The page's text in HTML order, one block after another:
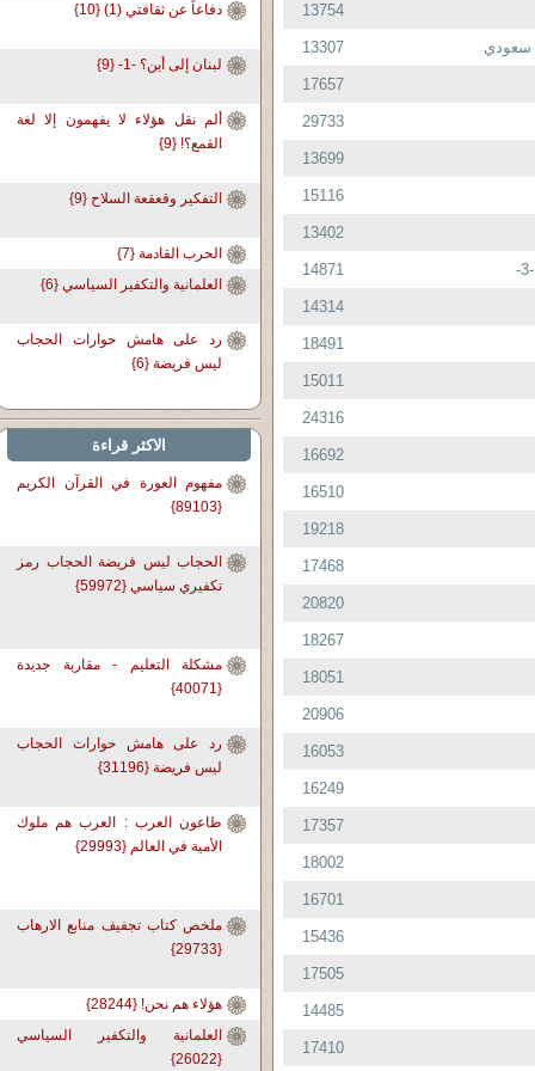
13754
سعودي 13307
17657
29733
13699
15116
13402
14871
14314
18491
15011
24316
16692
16510
19218
17468
20820
18267
18051
20906
16053
16249
17357
18002
16701
15436
17505
14485
17410
دفاعاً عن ثقافتي (1) {10}
لبنان إلى أين؟ -1- {9}
ألم نقل هؤلاء لا يفهمون إلا لغة
القمع؟! {9}
التفكير وقعقعة السلاح {9}
الحرب القادمة {7}
العلمانية والتكفير السياسي {6}
رد على هامش حوارات الحجاب
ليس فريضة {6}
الاكثر قراءة
مفهوم العورة في القرآن الكريم
{89103}
الحجاب ليس فريضة الحجاب رمز
تكفيري سياسي {59972}
مشكلة التعليم - مقاربة جديدة
{40071}
رد على هامش حوارات الحجاب
ليس فريضة {31196}
طاعون العرب : العرب هم ملوك
الأمية في العالم {29993}
ملخص كتاب تجفيف منابع الارهاب
{29733}
هؤلاء هم نحن! {28244}
العلمانية والتكفير السياسي
{26022}